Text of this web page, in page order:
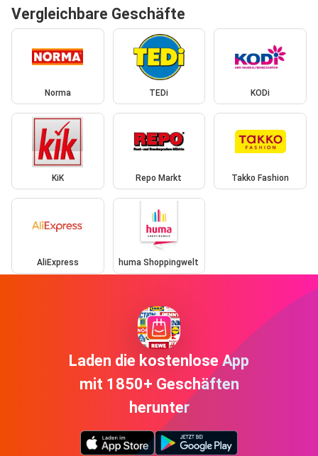
Vergleichbare Geschäfte
Norma TEDi KODi
KiK Repo Markt Takko Fashion
AliExpress huma Shoppingwelt
Laden die kostenlose App
mit 1850+ Geschäften
herunter